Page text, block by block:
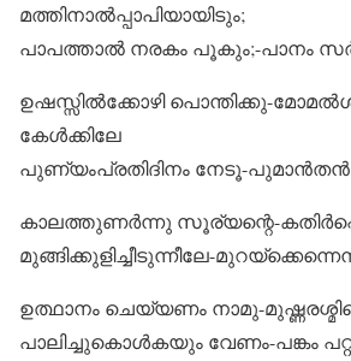
മത്തിനാൽപ്പാപിയായിടും;
പാപത്താൽ നരകം പൂകും;-പാനം
ഉഷസ്സിൽക്കോഴി പൊന്തിക്കു-
കേൾക്കിലേ
പുണ്യംപ്രതിദിനം നേടൂ-പുമാൻതൻ
കാലത്തുണർന്നു സൂര്യന്റെ-
മുങ്ങിക്കുളിച്ചീടുന്നീലേ-
ഉത്ഥാനം ചെയ്യണം നാമു-
പാലിച്ചുകൊൾകയും വേണം-പങ്കം